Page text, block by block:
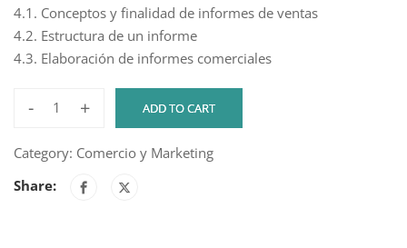
4.1. Conceptos y finalidad de informes de ventas
4.2. Estructura de un informe
4.3. Elaboración de informes comerciales
-
ANIMACIÓN
PRESENTACIÓN
DEL
+ ADD TO CART
Category: Comercio y Marketing
Share: